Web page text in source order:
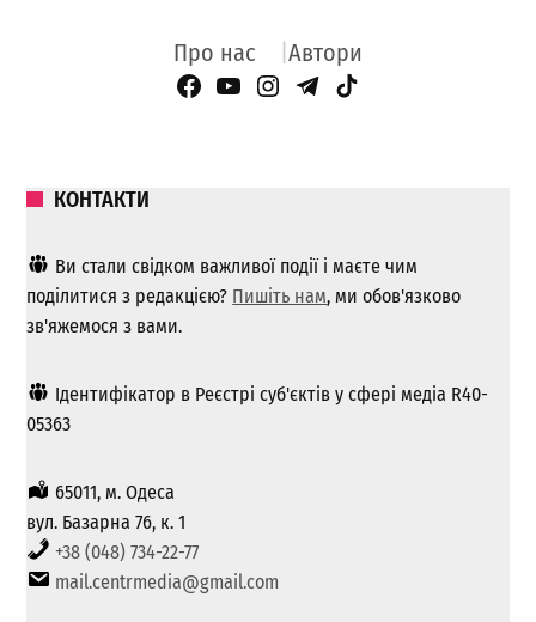
Про нас Автори
Facebook Page
YouTube
Instagram
Telegram
TikTok
КОНТАКТИ
Ви стали свідком важливої ​​події і маєте чим
поділитися з редакцією? Пишіть нам, ми обов'язково
зв'яжемося з вами.
Ідентифікатор в Реєстрі суб'єктів у сфері медіа R40-
05363
65011, м. Одеса
вул. Базарна 76, к. 1
+38 (048) 734-22-77
mail.centrmedia@gmail.com